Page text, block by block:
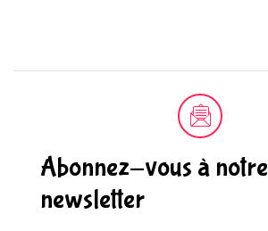
Abonnez-vous à notre
newsletter